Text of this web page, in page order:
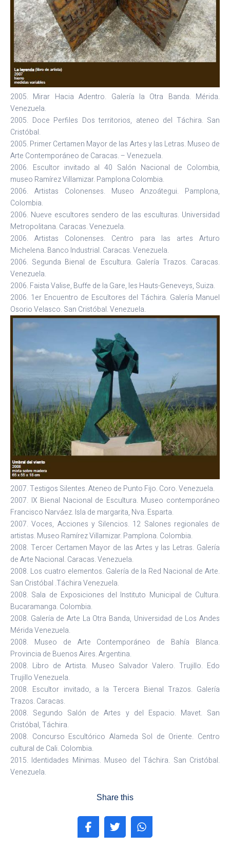
2005. Mirar Hacia Adentro. Galería la Otra Banda. Mérida.
Venezuela.
2005. Doce Perfiles Dos territorios, ateneo del Táchira. San
Cristóbal.
2005. Primer Certamen Mayor de las Artes y las Letras. Museo de
Arte Contemporáneo de Caracas. – Venezuela.
2006. Escultor invitado al 40 Salón Nacional de Colombia,
museo Ramírez Villamizar. Pamplona Colombia.
2006. Artistas Colonenses. Museo Anzoátegui. Pamplona,
Colombia.
2006. Nueve escultores sendero de las esculturas. Universidad
Metropolitana. Caracas. Venezuela.
2006. Artistas Colonenses. Centro para las artes Arturo
Michelena. Banco Industrial. Caracas. Venezuela.
2006. Segunda Bienal de Escultura. Galería Trazos. Caracas.
Venezuela.
2006. Faista Valise, Buffe de la Gare, les Hauts-Geneveys, Suiza.
2006. 1er Encuentro de Escultores del Táchira. Galería Manuel
Osorio Velasco. San Cristóbal. Venezuela.
2007. Testigos Silentes. Ateneo de Punto Fijo. Coro. Venezuela.
2007. IX Bienal Nacional de Escultura. Museo contemporáneo
Francisco Narváez. Isla de margarita, Nva. Esparta.
2007. Voces, Acciones y Silencios. 12 Salones regionales de
artistas. Museo Ramírez Villamizar. Pamplona. Colombia.
2008. Tercer Certamen Mayor de las Artes y las Letras. Galería
de Arte Nacional. Caracas. Venezuela.
2008. Los cuatro elementos. Galería de la Red Nacional de Arte.
San Cristóbal .Táchira Venezuela.
2008. Sala de Exposiciones del Instituto Municipal de Cultura.
Bucaramanga. Colombia.
2008. Galería de Arte La Otra Banda, Universidad de Los Andes
Mérida Venezuela.
2008. Museo de Arte Contemporáneo de Bahía Blanca.
Provincia de Buenos Aires. Argentina.
2008. Libro de Artista. Museo Salvador Valero. Trujillo. Edo
Trujillo Venezuela.
2008. Escultor invitado, a la Tercera Bienal Trazos. Galería
Trazos. Caracas.
2008. Segundo Salón de Artes y del Espacio. Mavet. San
Cristóbal, Táchira.
2008. Concurso Escultórico Alameda Sol de Oriente. Centro
cultural de Cali. Colombia.
2015. Identidades Mínimas. Museo del Táchira. San Cristóbal.
Venezuela.
Share this